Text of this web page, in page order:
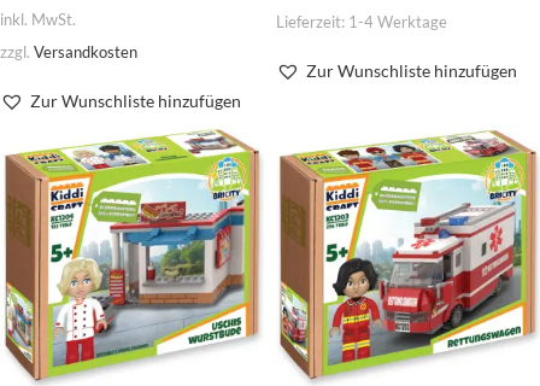
inkl. MwSt.
zzgl. Versandkosten
Zur Wunschliste hinzufügen
Lieferzeit: 1-4 Werktage
Zur Wunschliste hinzufügen